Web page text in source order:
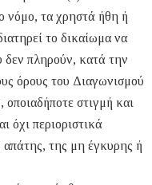
νόμο, τα χρηστά ήθη ή
το δικαίωμα να
πληρούν, κατά την
όρους του Διαγωνισμού
οποιαδήποτε στιγμή και
όχι περιοριστικά
της μη έγκυρης ή